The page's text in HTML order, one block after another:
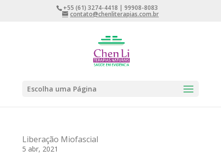
+55 (61) 3274-4418 | 99908-8083
contato@chenliterapias.com.br
Escolha uma Página
Liberação Miofascial
5 abr, 2021